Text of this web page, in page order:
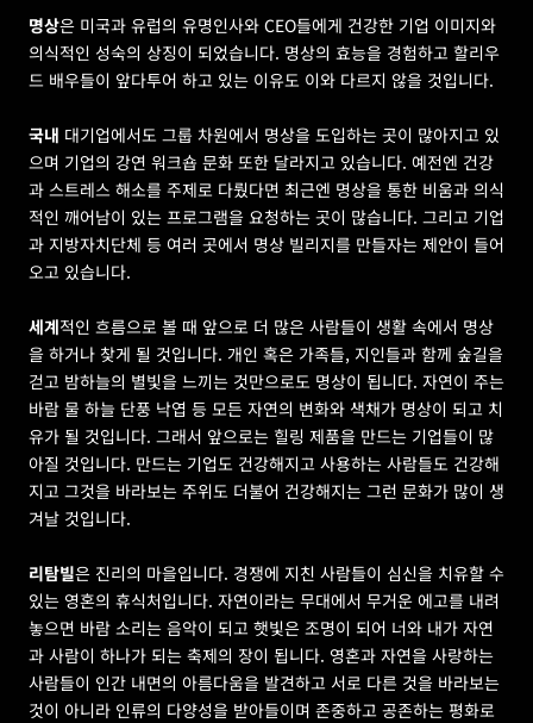
명상은 미국과 유럽의 유명인사와 CEO들에게 건강한 기업 이미지와
의식적인 성숙의 상징이 되었습니다. 명상의 효능을 경험하고 할리우
드 배우들이 앞다투어 하고 있는 이유도 이와 다르지 않을 것입니다.
국내 대기업에서도 그룹 차원에서 명상을 도입하는 곳이 많아지고 있
으며 기업의 강연 워크숍 문화 또한 달라지고 있습니다. 예전엔 건강
과 스트레스 해소를 주제로 다뤘다면 최근엔 명상을 통한 비움과 의식
적인 깨어남이 있는 프로그램을 요청하는 곳이 많습니다. 그리고 기업
과 지방자치단체 등 여러 곳에서 명상 빌리지를 만들자는 제안이 들어
오고 있습니다.
세계적인 흐름으로 볼 때 앞으로 더 많은 사람들이 생활 속에서 명상
을 하거나 찾게 될 것입니다. 개인 혹은 가족들, 지인들과 함께 숲길을
걷고 밤하늘의 별빛을 느끼는 것만으로도 명상이 됩니다. 자연이 주는
바람 물 하늘 단풍 낙엽 등 모든 자연의 변화와 색채가 명상이 되고 치
유가 될 것입니다. 그래서 앞으로는 힐링 제품을 만드는 기업들이 많
아질 것입니다. 만드는 기업도 건강해지고 사용하는 사람들도 건강해
지고 그것을 바라보는 주위도 더불어 건강해지는 그런 문화가 많이 생
겨날 것입니다.
리탐빌은 진리의 마을입니다. 경쟁에 지친 사람들이 심신을 치유할 수
있는 영혼의 휴식처입니다. 자연이라는 무대에서 무거운 에고를 내려
놓으면 바람 소리는 음악이 되고 햇빛은 조명이 되어 너와 내가 자연
과 사람이 하나가 되는 축제의 장이 됩니다. 영혼과 자연을 사랑하는
사람들이 인간 내면의 아름다움을 발견하고 서로 다른 것을 바라보는
것이 아니라 인류의 다양성을 받아들이며 존중하고 공존하는 평화로